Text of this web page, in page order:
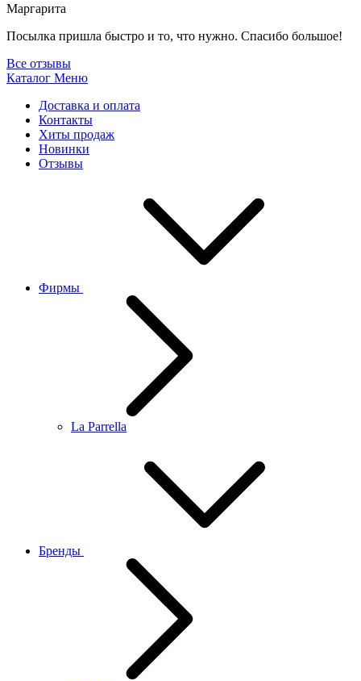
Маргарита
Посылка пришла быстро и то, что нужно. Спасибо большое!
Все отзывы
Каталог Меню
Доставка и оплата
Контакты
Хиты продаж
Новинки
Отзывы
Фирмы
La Parrella
Бренды